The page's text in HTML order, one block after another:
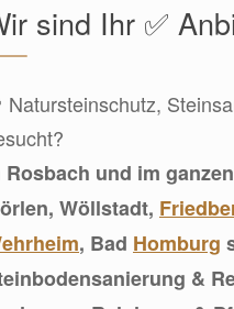
sind Ihr ✅
Natursteinschutz,
Rosbach und im
Wöllstadt,
, Bad Homburg
&